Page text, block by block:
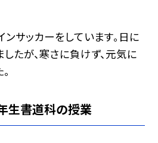
サッカーをしています。日に
たが、寒さに負けず、元気に
年生書道科の授業